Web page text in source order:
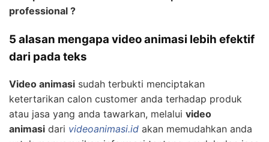
professional ?
5 alasan mengapa video animasi lebih efektif
dari pada teks
Video animasi sudah terbukti menciptakan
ketertarikan calon customer anda terhadap produk
atau jasa yang anda tawarkan, melalui video
animasi dari videoanimasi.id akan memudahkan anda